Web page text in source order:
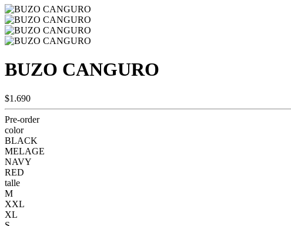
BUZO CANGURO
$1.690
Pre-order
color
BLACK
MELAGE
NAVY
RED
talle
M
XXL
XL